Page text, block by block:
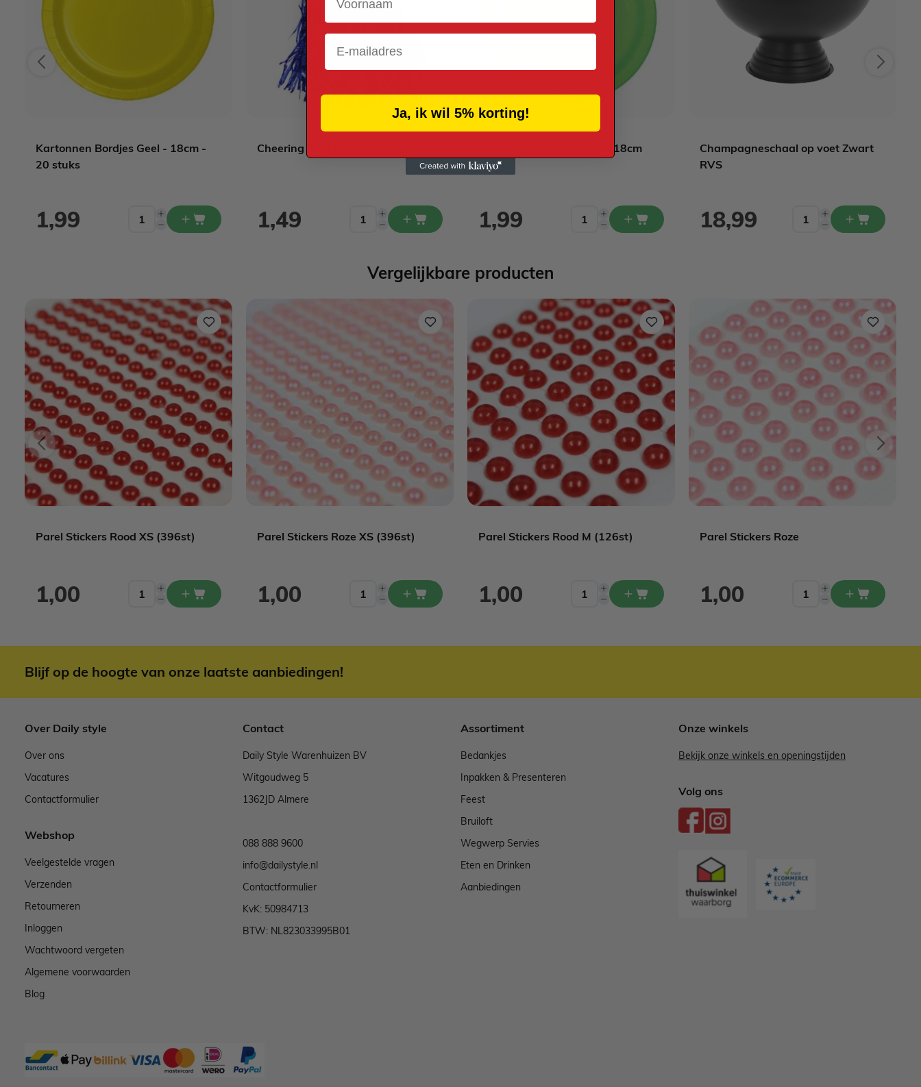
Kartonnen Bordjes Geel - 18cm -
20 stuks
1,99
Cheering Pom Pom Blauw
1,49
Kartonnen Bordjes Groen 18cm
(20st)
1,99
Champagneschaal op voet Zwart
RVS
18,99
Vergelijkbare producten
Parel Stickers Rood XS (396st)
1,00
Parel Stickers Roze XS (396st)
1,00
Parel Stickers Rood M (126st)
1,00
Parel Stickers Roze
1,00
Blijf op de hoogte van onze laatste aanbiedingen!
Over Daily style
Over ons
Vacatures
Contactformulier
Webshop
Veelgestelde vragen
Verzenden
Retourneren
Inloggen
Wachtwoord vergeten
Algemene voorwaarden
Blog
Contact
Daily Style Warenhuizen BV
Witgoudweg 5
1362JD Almere
088 888 9600
info@dailystyle.nl
Contactformulier
KvK: 50984713
BTW: NL823033995B01
Assortiment
Bedankjes
Inpakken & Presenteren
Feest
Bruiloft
Wegwerp Servies
Eten en Drinken
Aanbiedingen
Onze winkels
Bekijk onze winkels en openingstijden
Volg ons
Email
Ja, ik wil 5% korting!